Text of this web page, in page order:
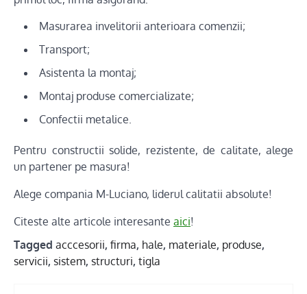
Masurarea invelitorii anterioara comenzii;
Transport;
Asistenta la montaj;
Montaj produse comercializate;
Confectii metalice.
Pentru constructii solide, rezistente, de calitate, alege
un partener pe masura!
Alege compania M-Luciano, liderul calitatii absolute!
Citeste alte articole interesante aici!
Tagged acccesorii, firma, hale, materiale, produse,
servicii, sistem, structuri, tigla